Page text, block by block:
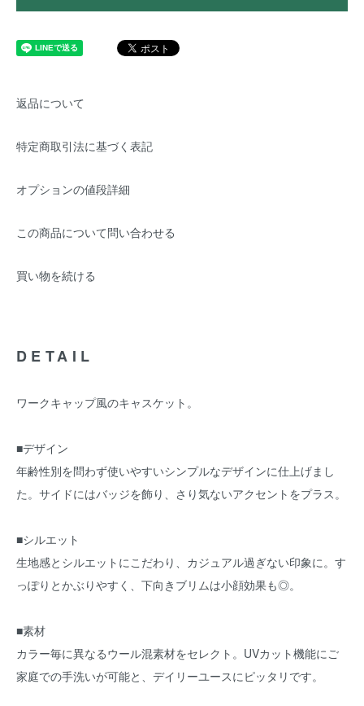
返品について
特定商取引法に基づく表記
オプションの値段詳細
この商品について問い合わせる
買い物を続ける
DETAIL
ワークキャップ風のキャスケット。
■デザイン
年齢性別を問わず使いやすいシンプルなデザインに仕上げまし
た。サイドにはバッジを飾り、さり気ないアクセントをプラス。
■シルエット
生地感とシルエットにこだわり、カジュアル過ぎない印象に。す
っぽりとかぶりやすく、下向きブリムは小顔効果も◎。
■素材
カラー毎に異なるウール混素材をセレクト。UVカット機能にご
家庭での手洗いが可能と、デイリーユースにピッタリです。